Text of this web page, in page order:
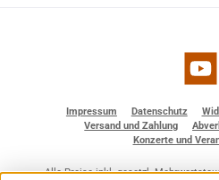
YouTube
Impressum Datenschutz
Versand und Zahlung
Konzerte und
Alle Preise inkl. gesetzl.